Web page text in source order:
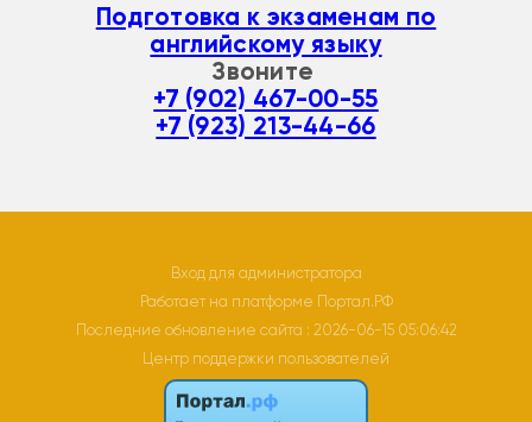
Подготовка к экзаменам по
английскому языку
Звоните
+7 (902) 467-00-55
+7 (923) 213-44-66
Вход для администратора
Работает на платформе Портал.РФ
Последние обновление сайта : 2026-06-15 05:06:42
Центр поддержки пользователей